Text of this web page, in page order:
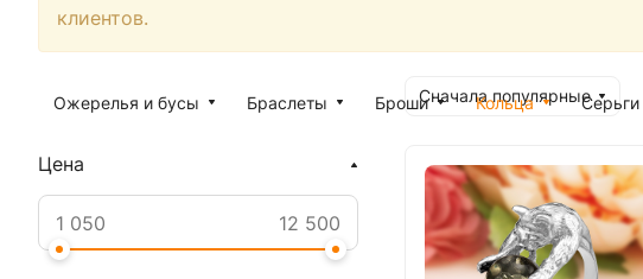
клиентов.
Сначала популярные
Ожерелья и бусы Браслеты Броши Кольца Серьги
Цена